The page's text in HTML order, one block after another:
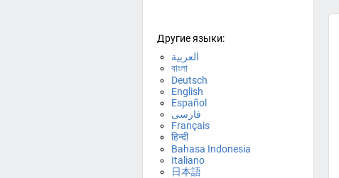
Другие языки:
العربية
বাংলা
Deutsch
English
Español
فارسی
Français
हिन्दी
Bahasa Indonesia
Italiano
日本語